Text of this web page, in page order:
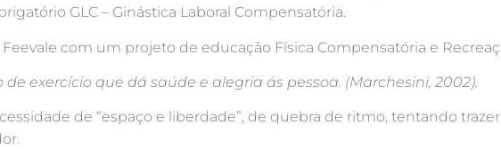
GLC – Ginástica Laboral Compensatória.
com um projeto de educação Física Compensatória e
exercício que dá saúde e alegria ás pessoa. (Marchesini, 2002).
de “espaço e liberdade”, de quebra de ritmo, tentando